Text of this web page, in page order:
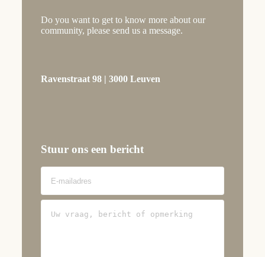
Do you want to get to know more about our
community, please send us a message.
Ravenstraat 98 | 3000 Leuven
Stuur ons een bericht